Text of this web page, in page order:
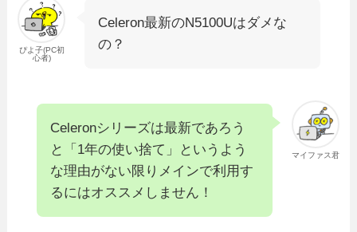
ぴよ子(PC初
心者)
Celeron最新のN5100Uはダメな
の？
マイファス君
Celeronシリーズは最新であろう
と「1年の使い捨て」というよう
な理由がない限りメインで利用す
るにはオススメしません！